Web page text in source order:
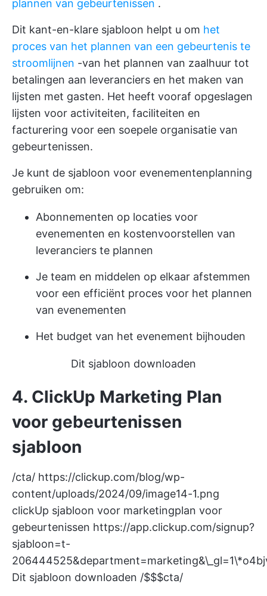
plannen van gebeurtenissen .
Dit kant-en-klare sjabloon helpt u om het
proces van het plannen van een gebeurtenis te
stroomlijnen -van het plannen van zaalhuur tot
betalingen aan leveranciers en het maken van
lijsten met gasten. Het heeft vooraf opgeslagen
lijsten voor activiteiten, faciliteiten en
facturering voor een soepele organisatie van
gebeurtenissen.
Je kunt de sjabloon voor evenementenplanning
gebruiken om:
Abonnementen op locaties voor
evenementen en kostenvoorstellen van
leveranciers te plannen
Je team en middelen op elkaar afstemmen
voor een efficiënt proces voor het plannen
van evenementen
Het budget van het evenement bijhouden
Dit sjabloon downloaden
4. ClickUp Marketing Plan
voor gebeurtenissen
sjabloon
/cta/ https://clickup.com/blog/wp-
content/uploads/2024/09/image14-1.png
clickUp sjabloon voor marketingplan voor
gebeurtenissen https://app.clickup.com/signup?
sjabloon=t-
Dit sjabloon downloaden /$$$cta/